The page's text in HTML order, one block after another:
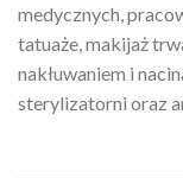
medycznych,
tatuaże, makijaż
nakłuwaniem i
sterylizatorni oraz